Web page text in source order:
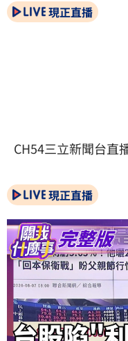
現正直播
CH54三立新聞台直
現正直播